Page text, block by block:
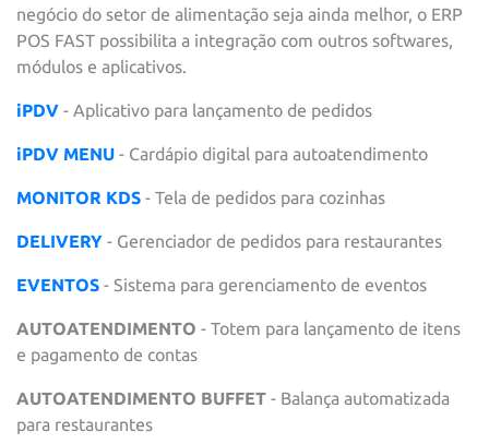
negócio do setor de alimentação seja ainda melhor, o ERP
POS FAST possibilita a integração com outros softwares,
módulos e aplicativos.
iPDV - Aplicativo para lançamento de pedidos
iPDV MENU - Cardápio digital para autoatendimento
MONITOR KDS - Tela de pedidos para cozinhas
DELIVERY - Gerenciador de pedidos para restaurantes
EVENTOS - Sistema para gerenciamento de eventos
AUTOATENDIMENTO - Totem para lançamento de itens
e pagamento de contas
AUTOATENDIMENTO BUFFET - Balança automatizada
para restaurantes